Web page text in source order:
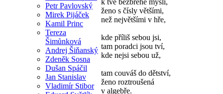
Petr Pavlovský
Mirek Pijáček
Kamil Princ
Tereza
Šimůnková
Andrej Šiňanský
Zdeněk Sosna
Dušan Spáčil
Jan Stanislav
Vladimír Stibor
ženo s čísly většími,
než největšími v hře,
kde příliš sebou jsi,
tam poradci jsou tví,
kde nejsi sebou už,
tam couváš do dětství,
ženo roztroušená
v algebře.